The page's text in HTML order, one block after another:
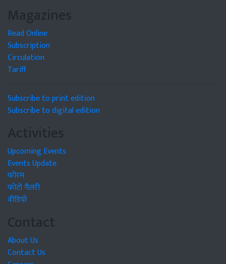
Magazines
Read Online
Subscription
Circulation
Tariff
Subscribe to print edition
Subscribe to digital edition
Activities
Upcoming Events
Events Update
फोरम
फोटो गैलरी
वीडियो
Contact
About Us
Contact Us